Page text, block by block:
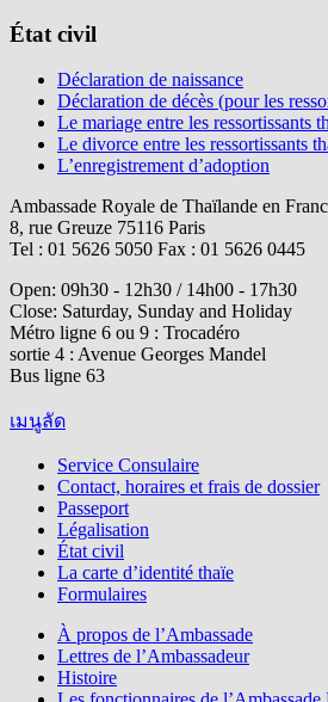
État civil
Déclaration de naissance
Déclaration de décès (pour les
Le mariage entre les ressortissants
Le divorce entre les ressortissants
L’enregistrement d’adoption
Ambassade Royale de Thaïlande en
8, rue Greuze 75116 Paris
Tel : 01 5626 5050 Fax : 01 5626 0445
Open: 09h30 - 12h30 / 14h00 - 17h30
Close: Saturday, Sunday and Holiday
Métro ligne 6 ou 9 : Trocadéro
sortie 4 : Avenue Georges Mandel
Bus ligne 63
เมนูลัด
Service Consulaire
Contact, horaires et frais de dossier
Passeport
Légalisation
État civil
La carte d’identité thaïe
Formulaires
À propos de l’Ambassade
Lettres de l’Ambassadeur
Histoire